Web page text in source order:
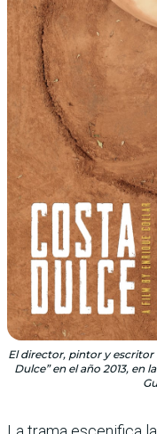
El director, pintor y escritor
Dulce” en el año 2013,